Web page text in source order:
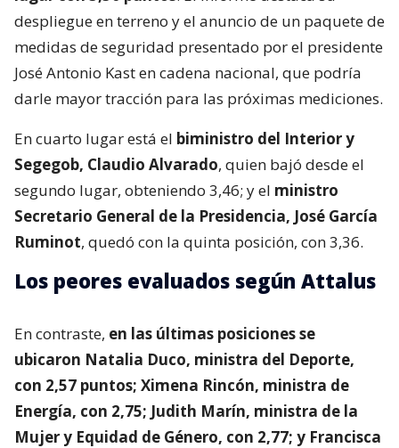
despliegue en terreno y el anuncio de un paquete de
medidas de seguridad presentado por el presidente
José Antonio Kast en cadena nacional, que podría
darle mayor tracción para las próximas mediciones.
En cuarto lugar está el biministro del Interior y
Segegob, Claudio Alvarado, quien bajó desde el
segundo lugar, obteniendo 3,46; y el ministro
Secretario General de la Presidencia, José García
Ruminot, quedó con la quinta posición, con 3,36.
Los peores evaluados según Attalus
En contraste, en las últimas posiciones se
ubicaron Natalia Duco, ministra del Deporte,
con 2,57 puntos; Ximena Rincón, ministra de
Energía, con 2,75; Judith Marín, ministra de la
Mujer y Equidad de Género, con 2,77; y Francisca